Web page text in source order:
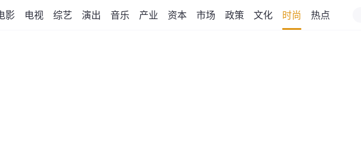
影 电视 综艺 演出 音乐 产业 资本 市场 政策 文化 时尚 热点